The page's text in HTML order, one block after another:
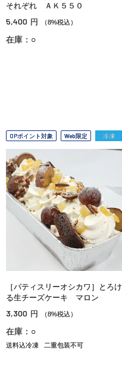
それぞれ ＡＫ５５０
5,400 円 （8%税込）
在庫：○
OPポイント対象 Web限定 冷凍
［パティスリーオシカワ］とろけ
る生チーズケーキ マロン
3,300 円 （8%税込）
在庫：○
送料込冷凍 二重包装不可